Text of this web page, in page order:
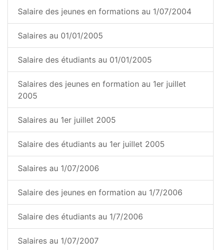
Salaire des jeunes en formations au 1/07/2004
Salaires au 01/01/2005
Salaire des étudiants au 01/01/2005
Salaires des jeunes en formation au 1er juillet
2005
Salaires au 1er juillet 2005
Salaire des étudiants au 1er juillet 2005
Salaires au 1/07/2006
Salaire des jeunes en formation au 1/7/2006
Salaire des étudiants au 1/7/2006
Salaires au 1/07/2007